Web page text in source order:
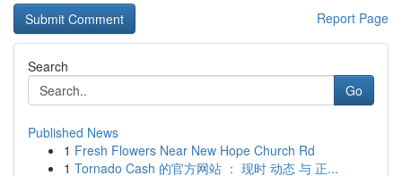
Report Page
Search
Go
Published News
1 Fresh Flowers Near New Hope Church Rd
1 Tornado Cash 的官方网站 ： 现时 动态 与 正...